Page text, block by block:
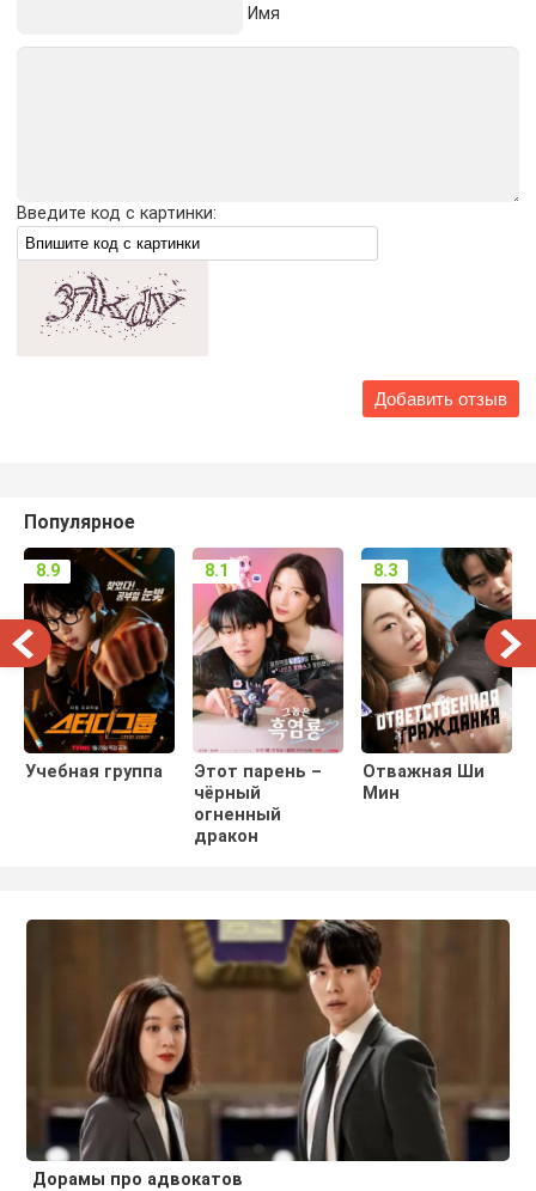
Имя
Введите код с картинки:
Популярное
Учебная группа
8.9
Этот парень –
чёрный
огненный
дракон
8.1
Отважная Ши
Мин
8.3
Дорамы про адвокатов